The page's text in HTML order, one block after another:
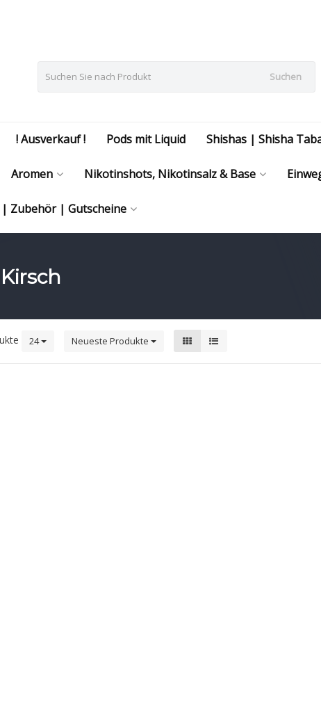
Suchen
! Ausverkauf ! Pods mit Liquid Shishas | Shisha
Aromen Nikotinshots, Nikotinsalz & Base
Zubehör | Gutscheine
24 Neueste Produkte